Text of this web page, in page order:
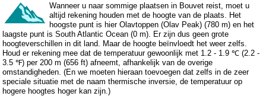
Wanneer u naar sommige plaatsen in Bouvet reist, moet u
altijd rekening houden met de hoogte van de plaats. Het
hoogste punt is hier Olavtoppen (Olav Peak) (780 m) en het
laagste punt is South Atlantic Ocean (0 m). Er zijn dus geen grote
hoogteverschillen in dit land. Maar de hoogte beïnvloedt het weer zelfs.
Houd er rekening mee dat de temperatuur gewoonlijk met 1.2 - 1.9 ℃ (2.2 -
3.5 ℉) per 200 m (656 ft) afneemt, afhankelijk van de overige
omstandigheden. (En we moeten hieraan toevoegen dat zelfs in de zeer
speciale situatie met de naam thermische inversie, de temperatuur op
hogere hoogtes hoger kan zijn.)